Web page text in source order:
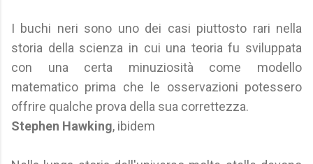
I buchi neri sono uno dei casi piuttosto rari nella
storia della scienza in cui una teoria fu sviluppata
con una certa minuziosità come modello
matematico prima che le osservazioni potessero
offrire qualche prova della sua correttezza.
Stephen Hawking, ibidem